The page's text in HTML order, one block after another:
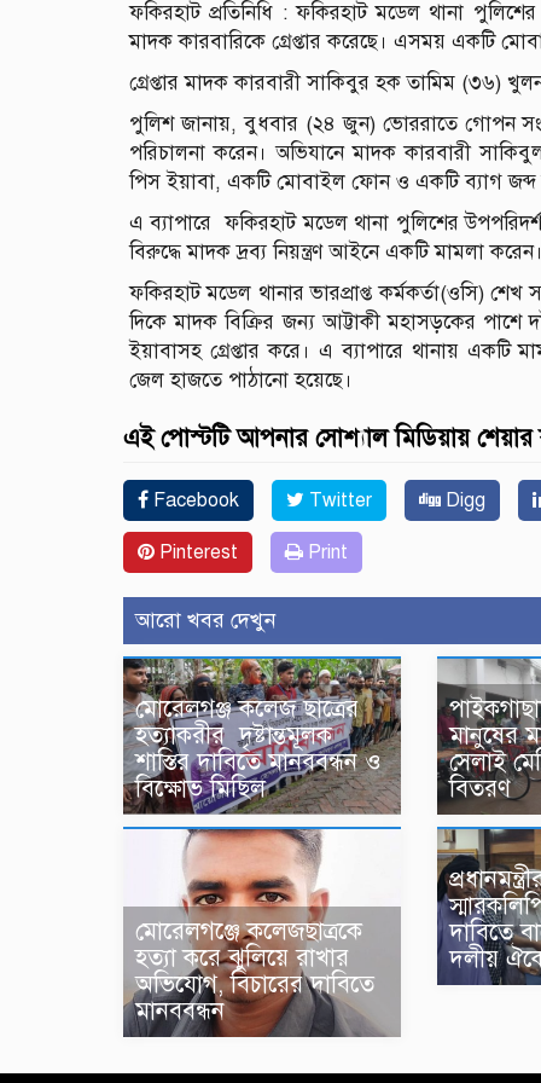
ফকিরহাট প্রতিনিধি : ফকিরহাট মডেল থানা
মাদক কারবারিকে গ্রেপ্তার করেছে। এসময় একটি
গ্রেপ্তার মাদক কারবারী সাকিবুর হক তামিম (৩৬)
পুলিশ জানায়, বুধবার (২৪ জুন) ভোররাতে গোপন
পরিচালনা করেন। অভিযানে মাদক কারবারী
পিস ইয়াবা, একটি মোবাইল ফোন ও একটি ব্যাগ
এ ব্যাপারে ফকিরহাট মডেল থানা পুলিশের
বিরুদ্ধে মাদক দ্রব্য নিয়ন্ত্রণ আইনে একটি মামলা
ফকিরহাট মডেল থানার ভারপ্রাপ্ত কর্মকর্তা(ওসি)
দিকে মাদক বিক্রির জন্য আট্টাকী মহাসড়কের পাশে
ইয়াবাসহ গ্রেপ্তার করে। এ ব্যাপারে থানায় একটি
জেল হাজতে পাঠানো হয়েছে।
এই পোস্টটি আপনার সোশ্যাল মিডিয়ায়
Facebook Twitter Digg
Pinterest Print
আরো খবর দেখুন
মোরেলগঞ্জ কলেজ ছাত্রের
হত্যাকরীর দৃষ্টান্তমূলক
শাস্তির দাবিতে মানববন্ধন ও
বিক্ষোভ মিছিল
মানুষের
সেলাই
বিতরণ
মোরেলগঞ্জে কলেজছাত্রকে
হত্যা করে ঝুলিয়ে রাখার
অভিযোগ, বিচারের দাবিতে
মানববন্ধন
দাবিতে
দলীয়